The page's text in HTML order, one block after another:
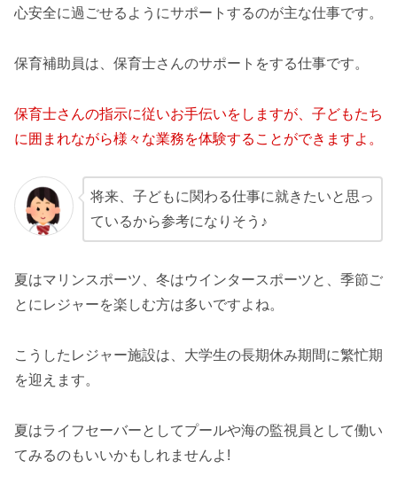
心安全に過ごせるようにサポートするのが主な仕事です。
保育補助員は、保育士さんのサポートをする仕事です。
保育士さんの指示に従いお手伝いをしますが、子どもたち
に囲まれながら様々な業務を体験することができますよ。
将来、子どもに関わる仕事に就きたいと思っ
ているから参考になりそう♪
夏はマリンスポーツ、冬はウインタースポーツと、季節ご
とにレジャーを楽しむ方は多いですよね。
こうしたレジャー施設は、大学生の長期休み期間に繁忙期
を迎えます。
夏はライフセーバーとしてプールや海の監視員として働い
てみるのもいいかもしれませんよ!